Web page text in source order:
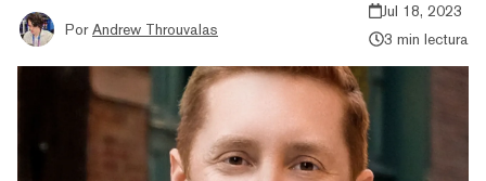
Por Andrew Throuvalas
Jul 18, 2023
3 min lectura